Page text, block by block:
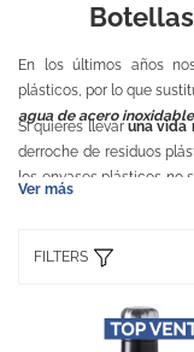
En los últimos años
plásticos, por lo que
agua de acero inoxidable
Si quieres llevar una vida
derroche de residuos
los envases plásticos no
Ver más
FILTERS